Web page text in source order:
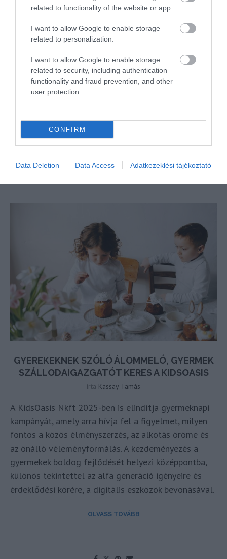
related to functionality of the website or app.
I want to allow Google to enable storage
related to personalization.
I want to allow Google to enable storage
related to security, including authentication
functionality and fraud prevention, and other
user protection.
CONFIRM
Data Deletion Data Access Adatkezeklési tájékoztató
gazdag turisztikai célpontként fogadhassa a
. A
felújítás és bővítés célja nem csupán az épület
gazdagítása, amelyek vonzóvá tehetik a kastélyt az
aktív, kulturális és családi kikapcsolódást keresők
számára egyaránt.
GYEREKEKNEK SZÓLÓ ÁLOMMELÓ, GYERMEK
SZÁLLODAIGAZGATÓT KERES A KIDSOASIS
írta Kassay Tamás
A KidsOasis Nkft 2025-ben is elindítja gyermeknapi
kampányát, amely arra hívja fel a figyelmet, milyen
fontos a közös élményszerzés, az alkotás öröme és
az önálló véleményformálás. A kezdeményezés a
gyermekek boldog fejlődését helyezi középpontba,
különös tekintettel az alfa generáció igényeire és
érdeklődési körére, a digitális eszközök bevonásával.
OLVASS TOVÁBB